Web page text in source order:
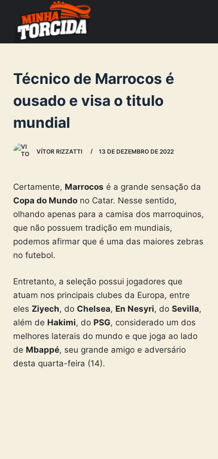
o
n
e
Técnico de Marrocos é
ousado e visa o titulo
mundial
VÍTOR RIZZATTI 13 DE DEZEMBRO DE 2022
Certamente, Marrocos é a grande sensação da
Copa do Mundono Catar. Nesse sentido,
olhando apenas para a camisa dos marroquinos,
que não possuem tradição em mundiais,
podemos afirmar que é uma das maiores zebras
no futebol.
Entretanto, a seleção possui jogadores que
atuam nos principais clubes da Europa, entre
eles Ziyech, do Chelsea, En Nesyri, do Sevilla,
além de Hakimi, do PSG, considerado um dos
melhores laterais do mundo e que joga ao lado
de Mbappé, seu grande amigo e adversário
desta quarta-feira (14).